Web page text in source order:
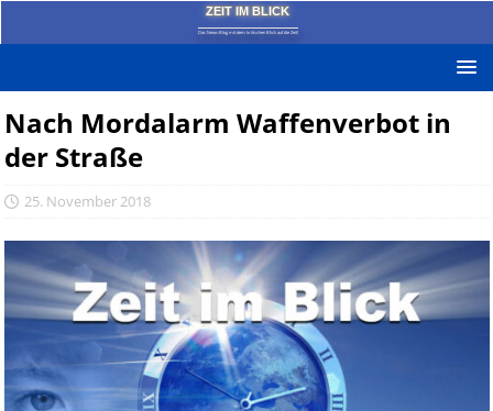
ZEIT IM BLICK
Das News-Blog mit dem kritischen Blick auf die Zeit!
Nach Mordalarm Waffenverbot in
der Straße
25. November 2018